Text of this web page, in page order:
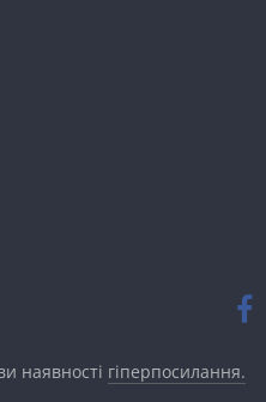
наявності гіперпосилання.